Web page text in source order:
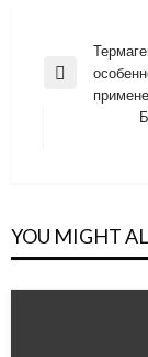
по
Previous
YOU MIGHT